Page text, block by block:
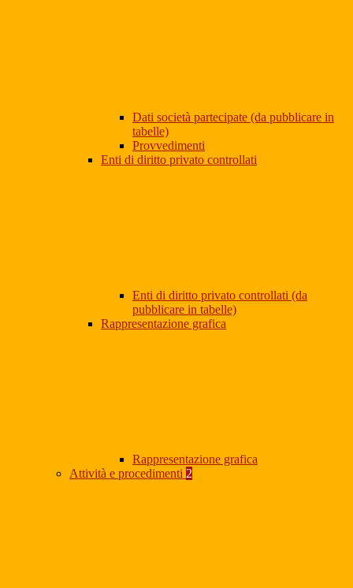
Dati società partecipate (da pubblicare in
tabelle)
Provvedimenti
Enti di diritto privato controllati
Enti di diritto privato controllati (da
pubblicare in tabelle)
Rappresentazione grafica
Rappresentazione grafica
Attività e procedimenti 2